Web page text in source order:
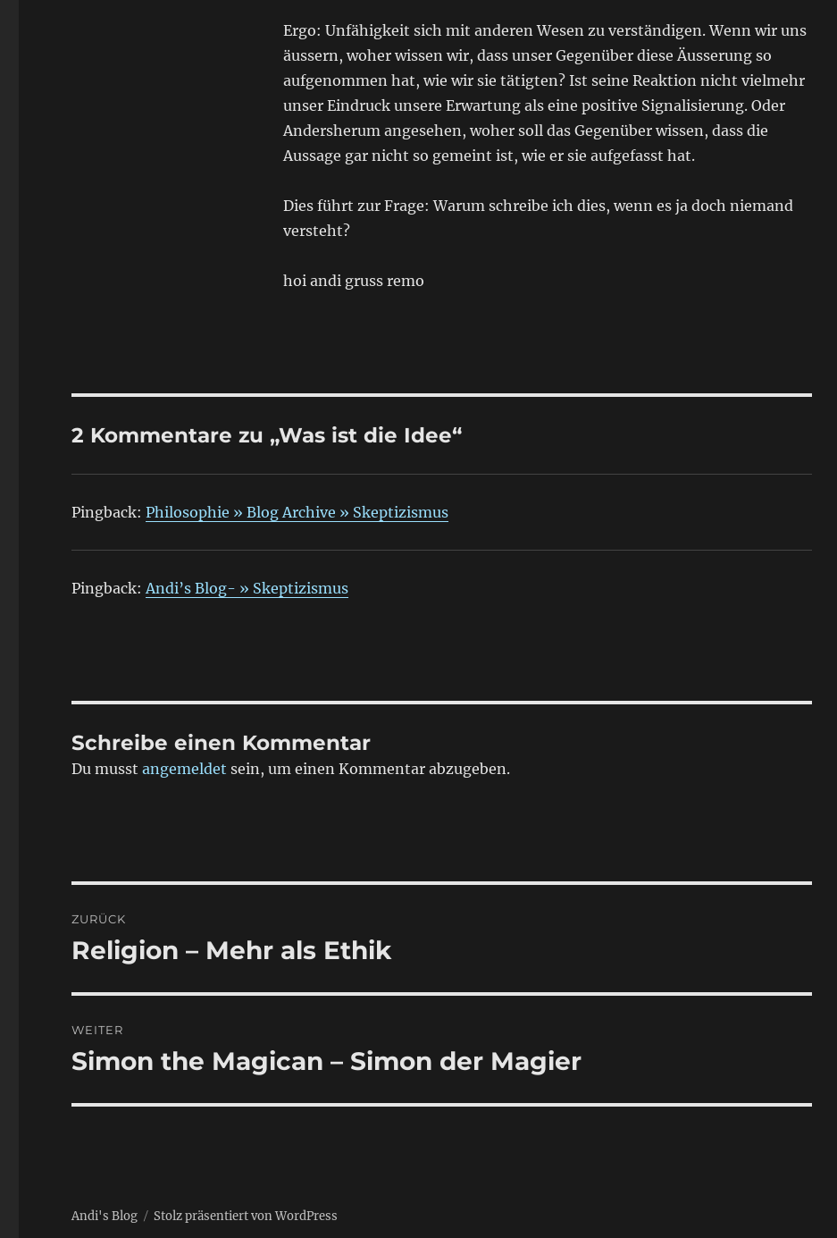
Ergo: Unfähigkeit sich mit anderen Wesen zu verständigen. Wenn wir uns
äussern, woher wissen wir, dass unser Gegenüber diese Äusserung so
aufgenommen hat, wie wir sie tätigten? Ist seine Reaktion nicht vielmehr
unser Eindruck unsere Erwartung als eine positive Signalisierung. Oder
Andersherum angesehen, woher soll das Gegenüber wissen, dass die
Aussage gar nicht so gemeint ist, wie er sie aufgefasst hat.
Dies führt zur Frage: Warum schreibe ich dies, wenn es ja doch niemand
versteht?
hoi andi gruss remo
2 Kommentare zu „Was ist die Idee“
Pingback:Philosophie » Blog Archive » Skeptizismus
Pingback:Andi’s Blog- » Skeptizismus
Schreibe einen Kommentar
Du musstangemeldet sein, um einen Kommentar abzugeben.
ZURÜCK
Vorheriger
Religion – Mehr als Ethik
WEITER
Nächster
Simon the Magican – Simon der Magier
Andi's Blog Stolz präsentiert von WordPress